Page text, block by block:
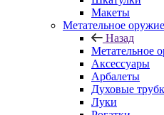
Макеты
Метательное оружие
Назад
Метательное
Аксессуары
Арбалеты
Духовые
Луки